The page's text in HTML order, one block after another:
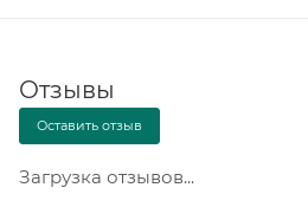
Отзывы
Оставить отзыв
Загрузка отзывов...